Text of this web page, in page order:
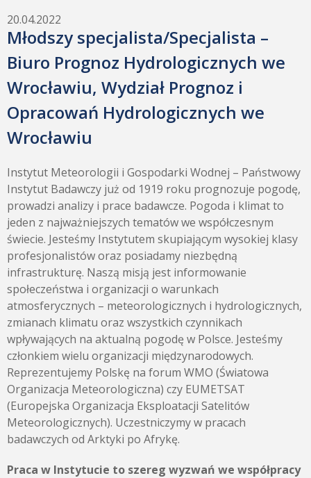
20.04.2022
Młodszy specjalista/Specjalista –
Biuro Prognoz Hydrologicznych we
Wrocławiu, Wydział Prognoz i
Opracowań Hydrologicznych we
Wrocławiu
Instytut Meteorologii i Gospodarki Wodnej – Państwowy
Instytut Badawczy już od 1919 roku prognozuje pogodę,
prowadzi analizy i prace badawcze. Pogoda i klimat to
jeden z najważniejszych tematów we współczesnym
świecie. Jesteśmy Instytutem skupiającym wysokiej klasy
profesjonalistów oraz posiadamy niezbędną
infrastrukturę. Naszą misją jest informowanie
społeczeństwa i organizacji o warunkach
atmosferycznych – meteorologicznych i hydrologicznych,
zmianach klimatu oraz wszystkich czynnikach
wpływających na aktualną pogodę w Polsce. Jesteśmy
członkiem wielu organizacji międzynarodowych.
Reprezentujemy Polskę na forum WMO (Światowa
Organizacja Meteorologiczna) czy EUMETSAT
(Europejska Organizacja Eksploatacji Satelitów
Meteorologicznych). Uczestniczymy w pracach
badawczych od Arktyki po Afrykę.
Praca w Instytucie to szereg wyzwań we współpracy